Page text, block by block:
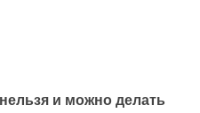
и можно делать